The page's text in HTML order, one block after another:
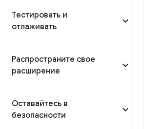
Тестировать и
отлаживать
Распространите свое
расширение
Оставайтесь в
безопасности